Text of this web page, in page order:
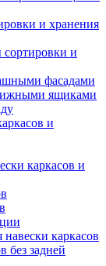
и хранения
сортировки и
фасадами
ящиками
и
каркасов и
каркасов
без задней